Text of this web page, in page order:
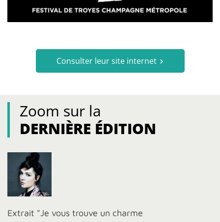
Consulter leur site internet
Zoom sur la
DERNIÈRE ÉDITION
Extrait "Je vous trouve un charme